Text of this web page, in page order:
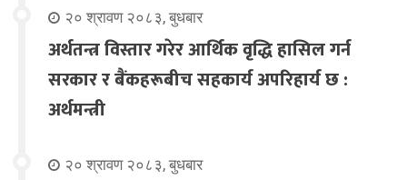
२० श्रावण २०८३, बुधबार
अर्थतन्त्र विस्तार गरेर आर्थिक वृद्धि हासिल गर्न
सरकार र बैंकहरूबीच सहकार्य अपरिहार्य छ :
अर्थमन्त्री
२० श्रावण २०८३, बुधबार